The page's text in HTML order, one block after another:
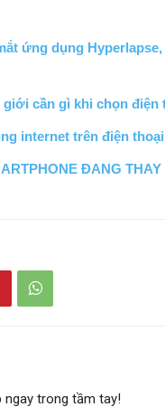
ứng dụng
cần gì khi chọn điện
internet trên điện
ĐANG
ngay trong tầm tay!